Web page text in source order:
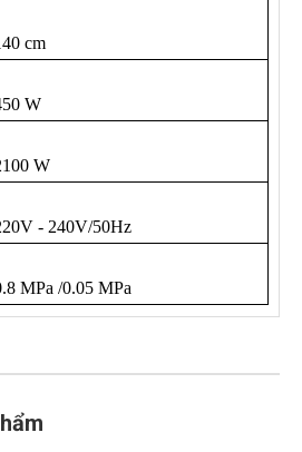
cm
W
W
- 240V/50Hz
MPa /0.05 MPa